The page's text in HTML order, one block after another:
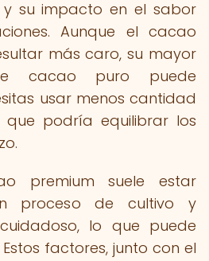
su impacto en el sabor
Aunque el cacao
más caro, su mayor
cacao puro puede
usar menos cantidad
podría equilibrar los
premium suele estar
proceso de cultivo y
lo que puede
factores, junto con el